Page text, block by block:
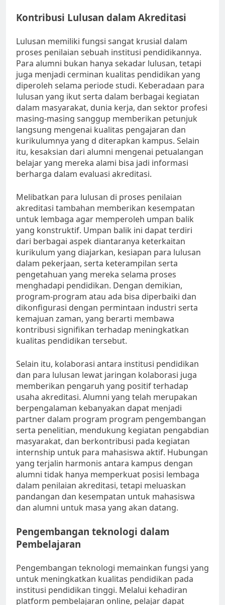
Kontribusi Lulusan dalam Akreditasi
Lulusan memiliki fungsi sangat krusial dalam
proses penilaian sebuah institusi pendidikannya.
Para alumni bukan hanya sekadar lulusan, tetapi
juga menjadi cerminan kualitas pendidikan yang
diperoleh selama periode studi. Keberadaan para
lulusan yang ikut serta dalam berbagai kegiatan
dalam masyarakat, dunia kerja, dan sektor profesi
masing-masing sanggup memberikan petunjuk
langsung mengenai kualitas pengajaran dan
kurikulumnya yang d diterapkan kampus. Selain
itu, kesaksian dari alumni mengenai petualangan
belajar yang mereka alami bisa jadi informasi
berharga dalam evaluasi akreditasi.
Melibatkan para lulusan di proses penilaian
akreditasi tambahan memberikan kesempatan
untuk lembaga agar memperoleh umpan balik
yang konstruktif. Umpan balik ini dapat terdiri
dari berbagai aspek diantaranya keterkaitan
kurikulum yang diajarkan, kesiapan para lulusan
dalam pekerjaan, serta keterampilan serta
pengetahuan yang mereka selama proses
menghadapi pendidikan. Dengan demikian,
program-program atau ada bisa diperbaiki dan
dikonfigurasi dengan permintaan industri serta
kemajuan zaman, yang berarti membawa
kontribusi signifikan terhadap meningkatkan
kualitas pendidikan tersebut.
Selain itu, kolaborasi antara institusi pendidikan
dan para lulusan lewat jaringan kolaborasi juga
memberikan pengaruh yang positif terhadap
usaha akreditasi. Alumni yang telah merupakan
berpengalaman kebanyakan dapat menjadi
partner dalam program program pengembangan
serta penelitian, mendukung kegiatan pengabdian
masyarakat, dan berkontribusi pada kegiatan
internship untuk para mahasiswa aktif. Hubungan
yang terjalin harmonis antara kampus dengan
alumni tidak hanya memperkuat posisi lembaga
dalam penilaian akreditasi, tetapi meluaskan
pandangan dan kesempatan untuk mahasiswa
dan alumni untuk masa yang akan datang.
Pengembangan teknologi dalam
Pembelajaran
Pengembangan teknologi memainkan fungsi yang
untuk meningkatkan kualitas pendidikan pada
institusi pendidikan tinggi. Melalui kehadiran
platform pembelajaran online, pelajar dapat